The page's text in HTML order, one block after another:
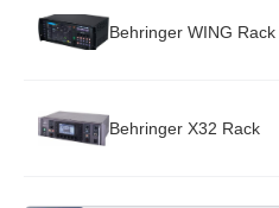
Behringer WING Rack
Behringer X32 Rack